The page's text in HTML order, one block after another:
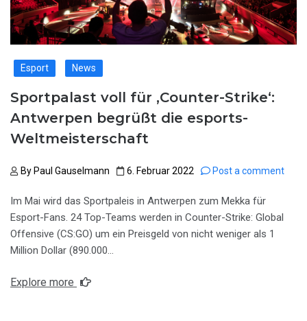
Esport News
Sportpalast voll für ‚Counter-Strike‘:
Antwerpen begrüßt die esports-
Weltmeisterschaft
By Paul Gauselmann 6. Februar 2022 Post a comment
Im Mai wird das Sportpaleis in Antwerpen zum Mekka für
Esport-Fans. 24 Top-Teams werden in Counter-Strike: Global
Offensive (CS:GO) um ein Preisgeld von nicht weniger als 1
Million Dollar (890.000…
Explore more